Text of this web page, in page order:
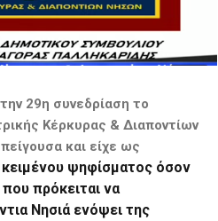
29η συνεδρίαση το
Κέρκυρας & Διαποντίων
και είχε ως
κειμένου ψηφίσματος όσον
πρόκειται να
Νησιά ενόψει της